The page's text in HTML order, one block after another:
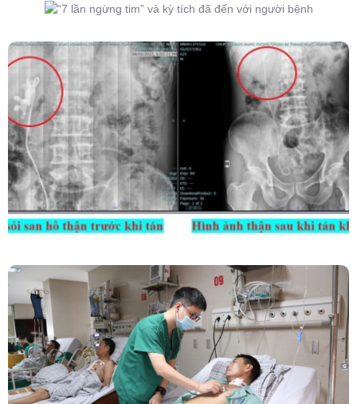
Người Bệnh
Kết Hợp Tán Sỏi Qua Da Và Tán Sỏi Nội Soi
Ống Mềm – Kỹ Thuật Cao Loại Bỏ Triệt Để Sỏi
San Hô Thận
Phẫu Thuật Nội Soi Thay Van Tim – Bước Tiến
Vững Chắc Của Khoa Phẫu Thuật Tim Mạch
Lồng Ngực BVĐK Tỉnh Phú Thọ